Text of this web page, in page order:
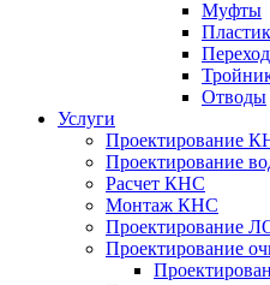
Муфты
Отводы
Услуги
Проектирование
Проектирование
Расчет КНС
Монтаж КНС
Проектирование
Проектирование